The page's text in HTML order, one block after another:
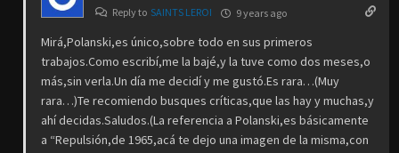
Reply to SAINTS LEROI 9 years ago
Mirá,Polanski,es único,sobre todo en sus primeros
trabajos.Como escribí,me la bajé,y la tuve como dos meses,o
más,sin verla.Un día me decidí y me gustó.Es rara…(Muy
rara…)Te recomiendo busques críticas,que las hay y muchas,y
ahí decidas.Saludos.(La referencia a Polanski,es básicamente
a “Repulsión,de 1965,acá te dejo una imagen de la misma,con